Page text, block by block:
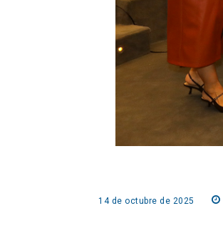
14 de octubre de 2025